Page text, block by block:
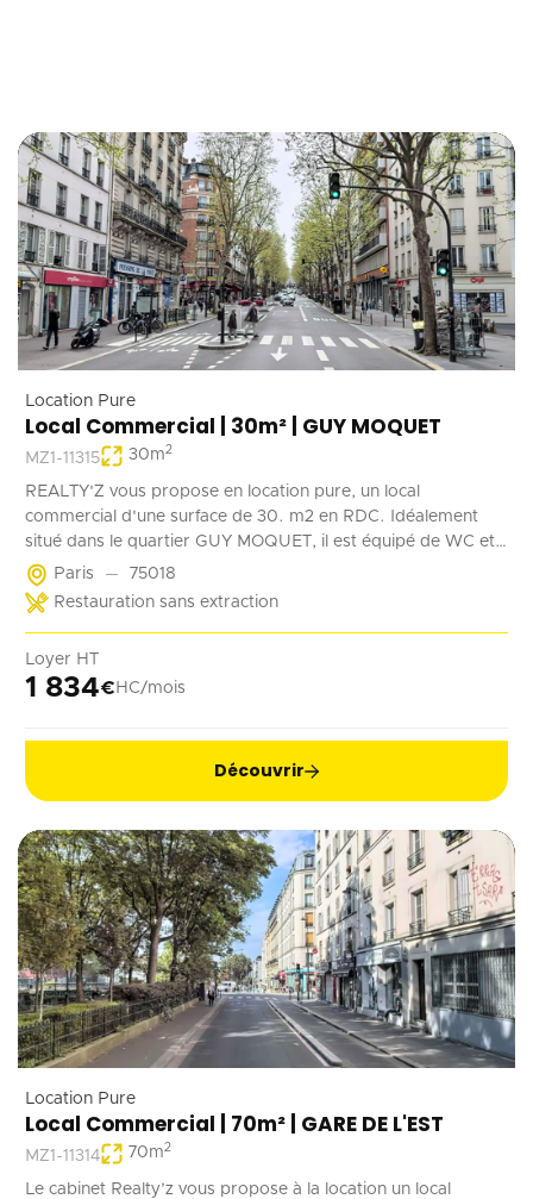
Location Pure
Local Commercial | 30m² | GUY MOQUET
MZ1-11315 30m2
REALTY'Z vous propose en location pure, un local
commercial d'une surface de 30. m2 en RDC. Idéalement
situé dans le quartier GUY MOQUET, il est équipé de WC et
d'un point d'eau. Il convient parfaitement à une activité de
coffee shop, barber, alimentation ...
Paris
75018
Restauration sans extraction
Loyer HT
1 834€ HC/mois
Découvrir
Location Pure
Local Commercial | 70m² | GARE DE L'EST
MZ1-11314 70m2
Le cabinet Realty’z vous propose à la location un local